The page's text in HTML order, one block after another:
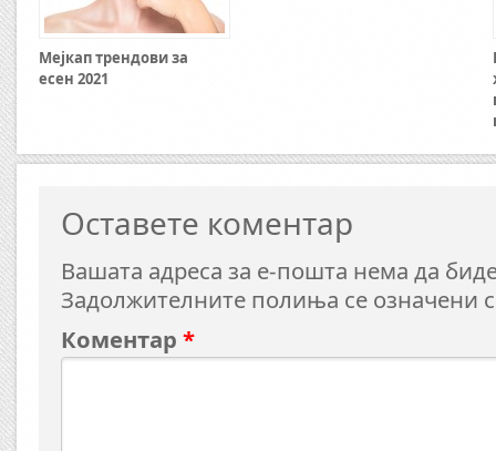
Мејкап трендови за
есен 2021
Оставете коментар
Вашата адреса за е-пошта нема да
Задолжителните полиња се означени
Коментар *